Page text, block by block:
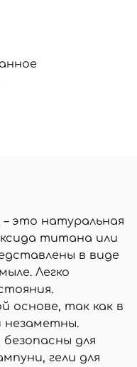
это натуральная
титана или
в виде
Легко
основе, так как в
незаметны.
для
гели для